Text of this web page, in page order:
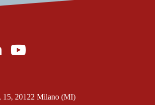
15, 20122 Milano (MI)